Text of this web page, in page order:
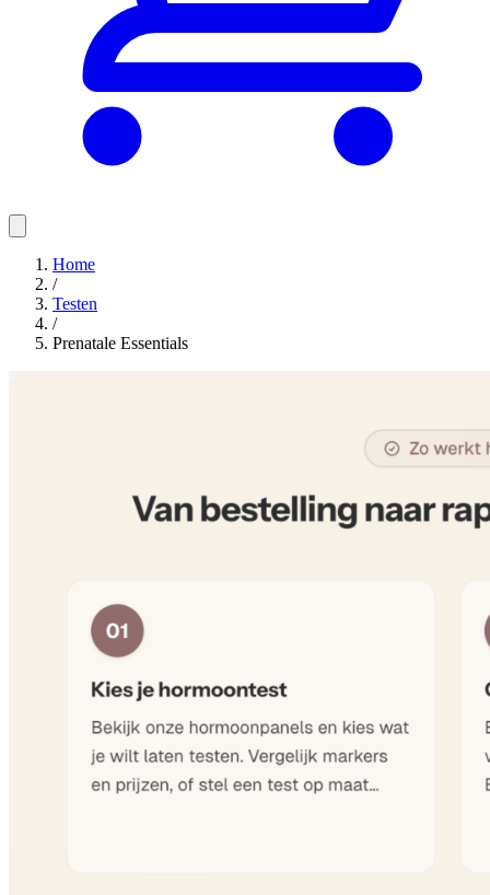
Home
/
Testen
/
Prenatale Essentials